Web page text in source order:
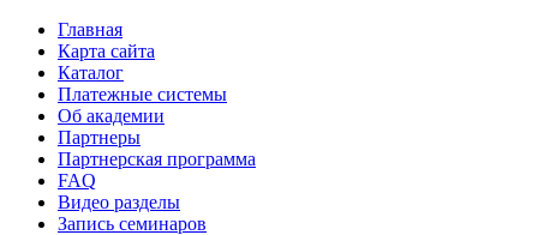
Главная
Карта сайта
Каталог
Платежные системы
Об академии
Партнеры
Партнерская программа
FAQ
Видео разделы
Запись семинаров